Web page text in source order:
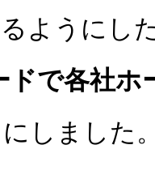
ようにし
ドで各社
しました